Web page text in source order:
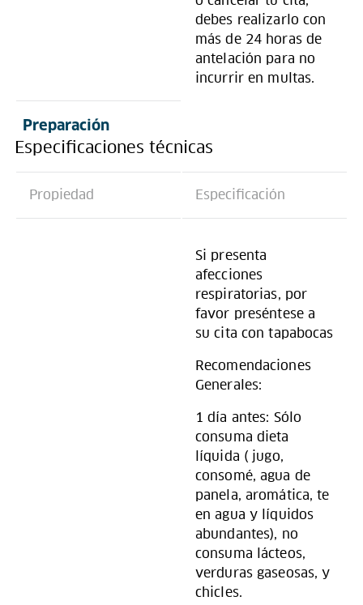
debes realizarlo con
más de 24 horas de
antelación para no
incurrir en multas.
Preparación
Especificaciones técnicas
Propiedad Especificación
Si presenta
afecciones
respiratorias, por
favor preséntese a
su cita con tapabocas
Recomendaciones
Generales:
1 día antes: Sólo
consuma dieta
líquida ( jugo,
consomé, agua de
panela, aromática, te
en agua y líquidos
abundantes), no
consuma lácteos,
verduras gaseosas, y
chicles.